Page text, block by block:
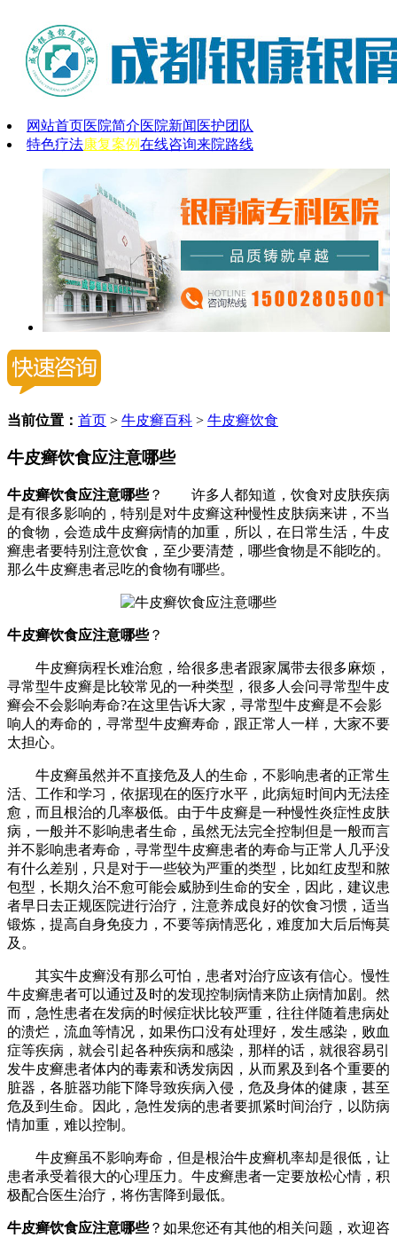
网站首页医院简介医院新闻 医护团队
特色疗法康复案例在线咨询来院路线
当前位置： 首页 > 牛皮癣百科 > 牛皮癣饮食
牛皮癣饮食应注意哪些
牛皮癣饮食应注意哪些？ 许多人都知道，饮食对皮肤疾病
是有很多影响的，特别是对牛皮癣这种慢性皮肤病来讲，不当
的食物，会造成牛皮癣病情的加重，所以，在日常生活，牛皮
癣患者要特别注意饮食，至少要清楚，哪些食物是不能吃的。
那么牛皮癣患者忌吃的食物有哪些。
牛皮癣饮食应注意哪些？
牛皮癣病程长难治愈，给很多患者跟家属带去很多麻烦，
寻常型牛皮癣是比较常见的一种类型，很多人会问寻常型牛皮
癣会不会影响寿命?在这里告诉大家，寻常型牛皮癣是不会影
响人的寿命的，寻常型牛皮癣寿命，跟正常人一样，大家不要
太担心。
牛皮癣虽然并不直接危及人的生命，不影响患者的正常生
活、工作和学习，依据现在的医疗水平，此病短时间内无法痊
愈，而且根治的几率极低。由于牛皮癣是一种慢性炎症性皮肤
病，一般并不影响患者生命，虽然无法完全控制但是一般而言
并不影响患者寿命，寻常型牛皮癣患者的寿命与正常人几乎没
有什么差别，只是对于一些较为严重的类型，比如红皮型和脓
包型，长期久治不愈可能会威胁到生命的安全，因此，建议患
者早日去正规医院进行治疗，注意养成良好的饮食习惯，适当
锻炼，提高自身免疫力，不要等病情恶化，难度加大后后悔莫
及。
其实牛皮癣没有那么可怕，患者对治疗应该有信心。慢性
牛皮癣患者可以通过及时的发现控制病情来防止病情加剧。然
而，急性患者在发病的时候症状比较严重，往往伴随着患病处
的溃烂，流血等情况，如果伤口没有处理好，发生感染，败血
症等疾病，就会引起各种疾病和感染，那样的话，就很容易引
发牛皮癣患者体内的毒素和诱发病因，从而累及到各个重要的
脏器，各脏器功能下降导致疾病入侵，危及身体的健康，甚至
危及到生命。因此，急性发病的患者要抓紧时间治疗，以防病
情加重，难以控制。
牛皮癣虽不影响寿命，但是根治牛皮癣机率却是很低，让
患者承受着很大的心理压力。牛皮癣患者一定要放松心情，积
极配合医生治疗，将伤害降到最低。
牛皮癣饮食应注意哪些？如果您还有其他的相关问题，欢迎咨